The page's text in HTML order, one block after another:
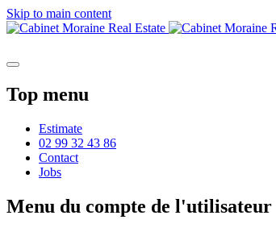
Skip to main content
Top menu
Estimate
02 99 32 43 86
Contact
Jobs
Menu du compte de l'utilisateur